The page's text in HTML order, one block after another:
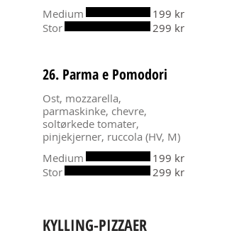
Medium
199 kr
Stor
299 kr
26. Parma e Pomodori
Ost, mozzarella,
parmaskinke, chevre,
soltørkede tomater,
pinjekjerner, ruccola (HV, M)
Medium
199 kr
Stor
299 kr
KYLLING-PIZZAER